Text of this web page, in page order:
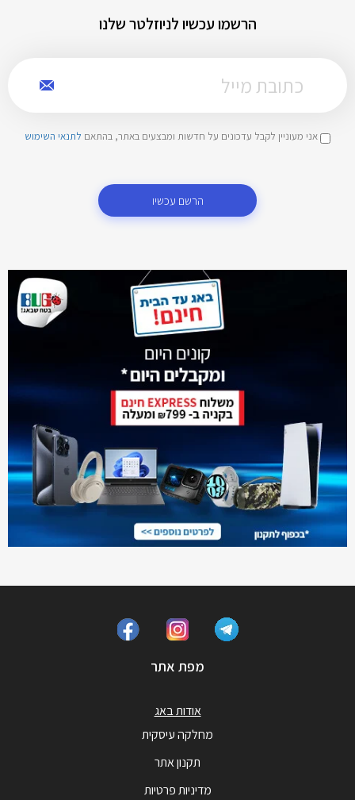
הרשמו עכשיו לניוזלטר שלנו
אני מעוניין לקבל עדכונים על חדשות ומבצעים באתר, בהתאם לתנאי השימוש
הרשם עכשיו
מפת אתר
אודות באג
מחלקה עיסקית
תקנון אתר
מדיניות פרטיות